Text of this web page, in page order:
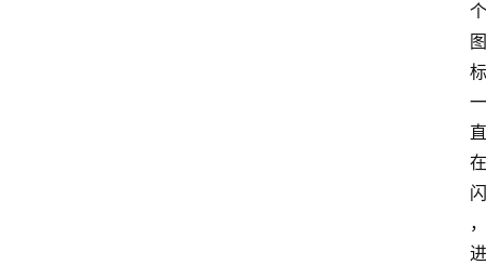
个
图
标
一
直
在
闪
，
进